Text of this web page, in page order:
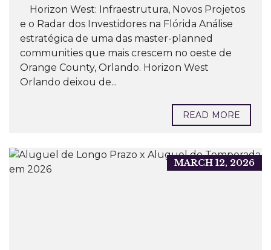
Horizon West: Infraestrutura, Novos Projetos
e o Radar dos Investidores na Flórida Análise
estratégica de uma das master-planned
communities que mais crescem no oeste de
Orange County, Orlando. Horizon West
Orlando deixou de...
READ MORE
MARCH 12, 2026